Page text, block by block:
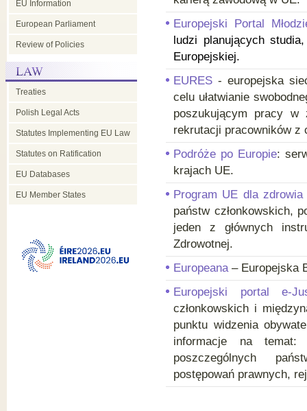
EU Information
European Parliament
Review of Policies
Treaties
Polish Legal Acts
Statutes Implementing EU Law
Statutes on Ratification
EU Databases
EU Member States
Europejski Portal
ludzi planujących
Europejskiej.
EURES- europejska
celu ułatwianie
poszukującym pracy w
rekrutacji pracowników z
Podróże po Europie:
krajach UE.
Program UE dla zdrowia
państw członkowskich,
jeden z głównych
Zdrowotnej.
Europeana– Europejska
Europejski portal e-
członkowskich i
punktu widzenia
informacje na temat:
poszczególnych
postępowań prawnych,